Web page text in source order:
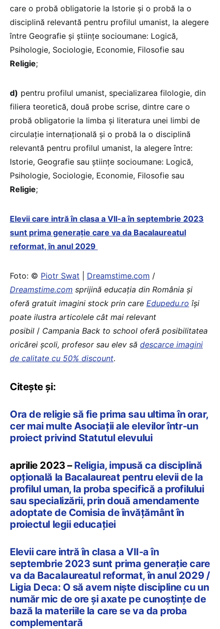
care o probă obligatorie la Istorie și o probă la o
disciplină relevantă pentru profilul umanist, la alegere
între Geografie și științe socioumane: Logică,
Psihologie, Sociologie, Economie, Filosofie sau
Religie;
d) pentru profilul umanist, specializarea filologie, din
filiera teoretică, două probe scrise, dintre care o
probă obligatorie la limba și literatura unei limbi de
circulație internațională și o probă la o disciplină
relevantă pentru profilul umanist, la alegere între:
Istorie, Geografie sau științe socioumane: Logică,
Psihologie, Sociologie, Economie, Filosofie sau
Religie;
Elevii care intră în clasa a VII-a în septembrie 2023
sunt prima generație care va da Bacalaureatul
reformat, în anul 2029
Foto: © Piotr Swat Dreamstime.com /
Dreamstime.com sprijină educaţia din România şi
oferă gratuit imagini stock prin care Edupedu.ro îşi
poate ilustra articolele cât mai relevant
posibil / Campania Back to school oferă posibilitatea
oricărei școli, profesor sau elev să descarce imagini
de calitate cu 50% discount.
Citește și:
Ora de religie să fie prima sau ultima în orar,
cer mai multe Asociații ale elevilor într-un
proiect privind Statutul elevului
aprilie 2023 – Religia, impusă ca disciplină
opțională la Bacalaureat pentru elevii de la
profilul uman, la proba specifică a profilului
sau specializării, prin două amendamente
adoptate de Comisia de învățământ în
proiectul legii educației
Elevii care intră în clasa a VII-a în
septembrie 2023 sunt prima generație care
va da Bacalaureatul reformat, în anul 2029 /
Ligia Deca: O să avem niște discipline cu un
număr mic de ore și axate pe cunoștințe de
bază la materiile la care se va da proba
complementară